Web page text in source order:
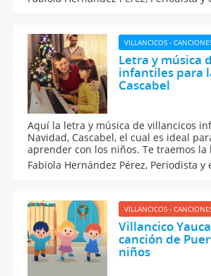
cantarla en Navidad, será un recurso
VILLANCICOS -
Letra y música
infantiles para
Cascabel
Aquí la letra y música de villancicos
Navidad, Cascabel, el cual es ideal
aprender con los niños. Te traemos la
de este clásico navideño y una versión
para que los peques sigan el ritmo,
Fabiola Hernández Pérez, Periodista y
VILLANCICOS -
Villancico
canción de
niños